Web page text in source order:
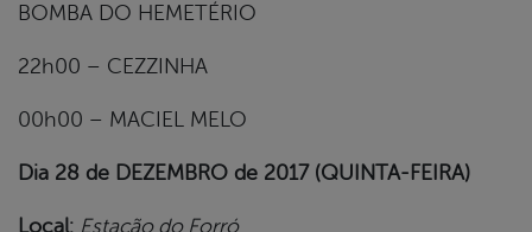
BOMBA DO HEMETÉRIO
22h00 – CEZZINHA
00h00 – MACIEL MELO
Dia 28 de DEZEMBRO de 2017 (QUINTA-FEIRA)
Local: Estação do Forró